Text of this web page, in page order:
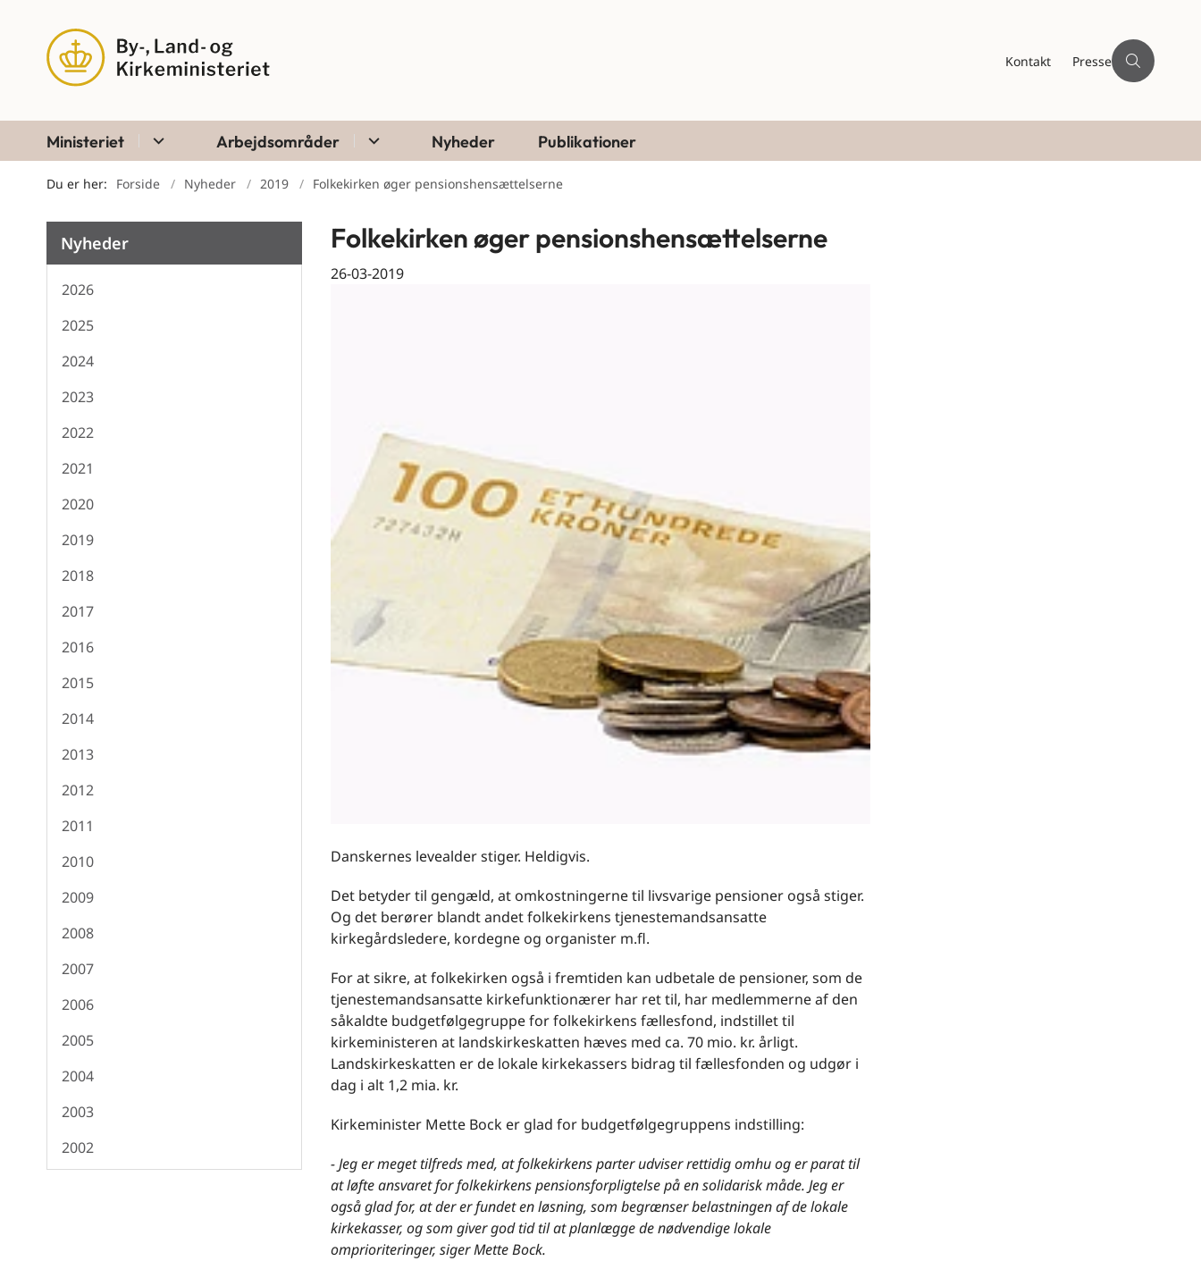
Kontakt Presse
Ministeriet Arbejdsområder Nyheder Publikationer
Du er her: Forside Nyheder 2019 Folkekirken øger pensionshensættelserne
Nyheder
2026
2025
2024
2023
2022
2021
2020
2019
2018
2017
2016
2015
2014
2013
2012
2011
2010
2009
2008
2007
2006
2005
2004
2003
2002
Folkekirken øger pensionshensættelserne
26-03-2019
Danskernes levealder stiger. Heldigvis.
Det betyder til gengæld, at omkostningerne til livsvarige pensioner også stiger.
Og det berører blandt andet folkekirkens tjenestemandsansatte
kirkegårdsledere, kordegne og organister m.fl.
For at sikre, at folkekirken også i fremtiden kan udbetale de pensioner, som de
tjenestemandsansatte kirkefunktionærer har ret til, har medlemmerne af den
såkaldte budgetfølgegruppe for folkekirkens fællesfond, indstillet til
kirkeministeren at landskirkeskatten hæves med ca. 70 mio. kr. årligt.
Landskirkeskatten er de lokale kirkekassers bidrag til fællesfonden og udgør i
dag i alt 1,2 mia. kr.
Kirkeminister Mette Bock er glad for budgetfølgegruppens indstilling:
- Jeg er meget tilfreds med, at folkekirkens parter udviser rettidig omhu og er parat til
at løfte ansvaret for folkekirkens pensionsforpligtelse på en solidarisk måde. Jeg er
også glad for, at der er fundet en løsning, som begrænser belastningen af de lokale
kirkekasser, og som giver god tid til at planlægge de nødvendige lokale
omprioriteringer, siger Mette Bock.